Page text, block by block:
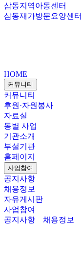
삼동지역아동센터
삼동재가방문요양센터
HOME
커뮤니티
커뮤니티
후원·자원봉사
자료실
동별 사업
기관소개
부설기관
홈페이지
사업참여
공지사항
채용정보
자유게시판
사업참여
공지사항
채용정보